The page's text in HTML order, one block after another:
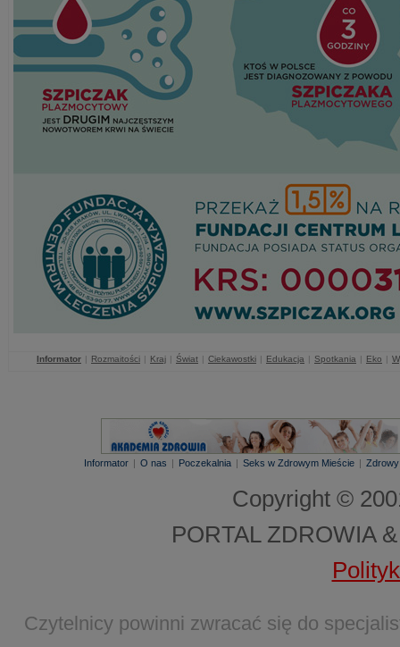
Informator | Rozmaitości | Kraj | Świat | Ciekawostki | Edukacja | Spotkania | Eko |
Informator | O nas | Poczekalnia | Seks w Zdrowym Mieście |
Copyright ©
PORTAL ZDROWIA
Czytelnicy powinni zwracać się do